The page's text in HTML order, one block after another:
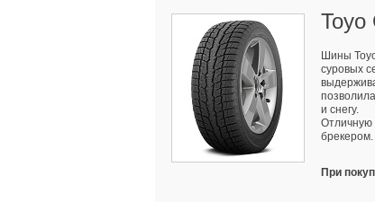
Toyo
Шины
суровых
и снегу.
Отличную
брекером.
При